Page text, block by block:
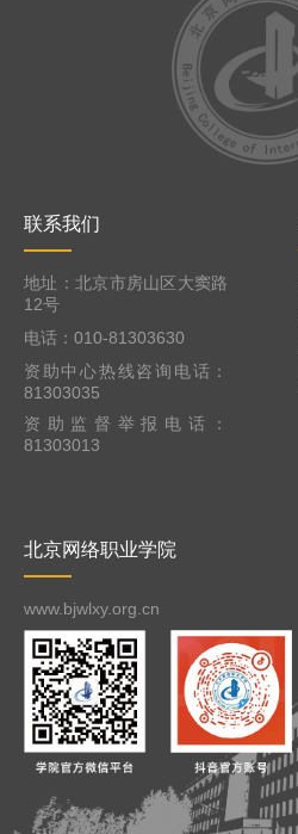
联系我们
地址：北京市房山区大窦路
12号
电话：010-81303630
资助中心热线咨询电话：
81303035
资助监督举报电话：
81303013
北京网络职业学院
www.bjwlxy.org.cn